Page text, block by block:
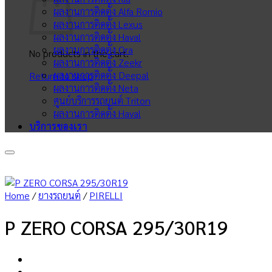
No products in the cart.
Return to shop
ผลงานการติดตั้ง Alfa Romio
ผลงานการติดตั้ง Lexus
ผลงานการติดตั้ง Haval
ผลงานการติดตั้ง Ora
ผลงานการติดตั้ง Zeekr
ผลงานการติดตั้ง Deepal
ผลงานการติดตั้ง Neta
ศูนย์บริการรถยนต์ Triton
ผลงานการติดตั้ง Haval
บริการของเรา
Home /ยางรถยนต์ / PIRELLI
P ZERO CORSA 295/30R19